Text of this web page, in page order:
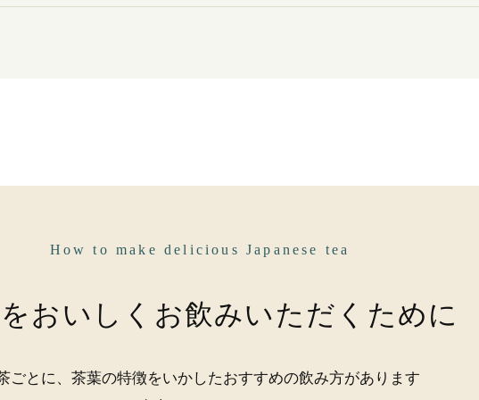
How to make delicious Japanese tea
おいしく お飲みいただくために
ごとに、茶葉の特徴をいかしたおすすめの飲み方があります